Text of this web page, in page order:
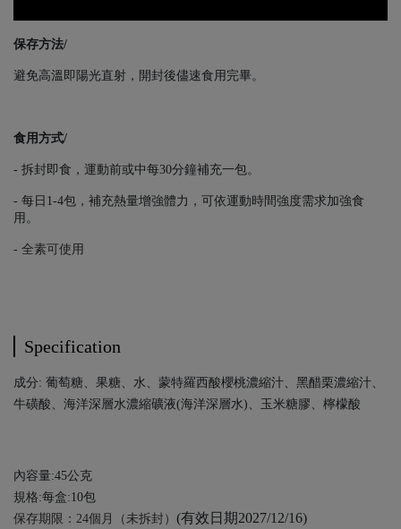
保存方法/
避免高溫即陽光直射，開封後儘速食用完畢。
食用方式/
- 拆封即食，運動前或中每30分鐘補充一包。
- 每日1-4包，補充熱量增強體力，可依運動時間強度需求加強食
用。
- 全素可使用
Specification
成分: 葡萄糖、果糖、水、蒙特羅西酸櫻桃濃縮汁、黑醋栗濃縮汁、
牛磺酸、海洋深層水濃縮礦液(海洋深層水)、玉米糖膠、檸檬酸
內容量:45公克
規格:每盒:10包
保存期限：24個月（未拆封） (有效日期2027/12/16)